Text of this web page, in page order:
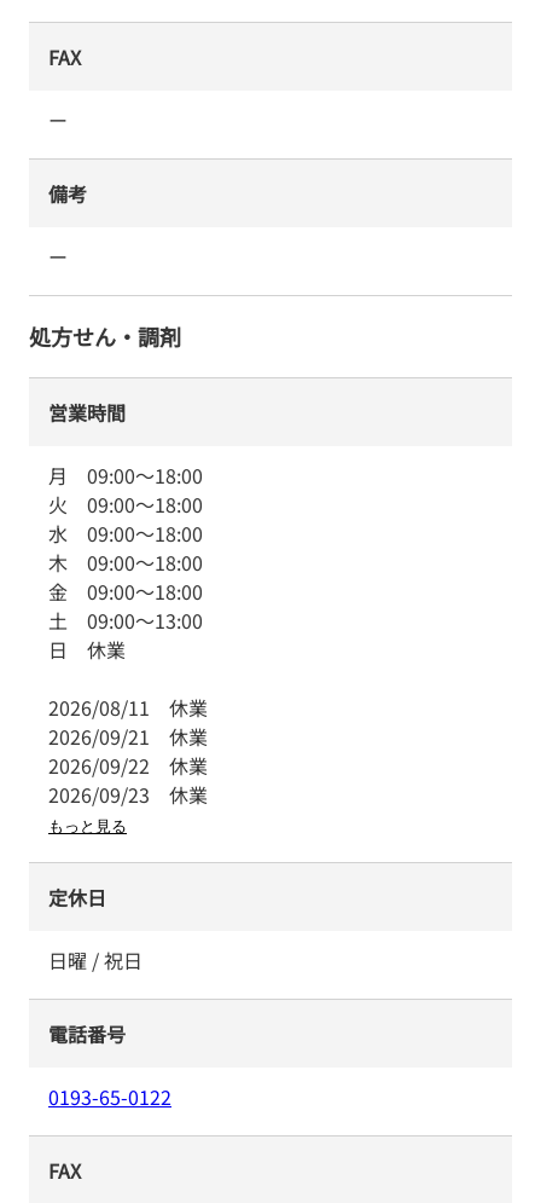
FAX
ー
備考
ー
処方せん・調剤
営業時間
月 09:00～18:00
火 09:00～18:00
水 09:00～18:00
木 09:00～18:00
金 09:00～18:00
土 09:00～13:00
日 休業
2026/08/11 休業
2026/09/21 休業
2026/09/22 休業
2026/09/23 休業
もっと見る
定休日
日曜 / 祝日
電話番号
0193-65-0122
FAX